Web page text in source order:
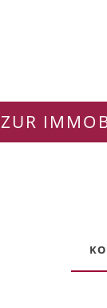
ZUR